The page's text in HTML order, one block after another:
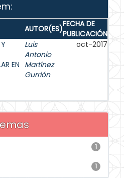
AUTOR(ES)FECHA DE
PUBLICACIÓN
EN
Luis
Antonio
Martínez
Gurrión
oct-2017
1
1